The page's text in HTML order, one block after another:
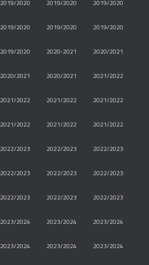
2019/2020 2019/2020 2019/2020
2019/2020 2019/2020 2019/2020
2019/2020 2020-2021 2020/2021
2020/2021 2020/2021 2021/2022
2021/2022 2021/2022 2021/2022
2021/2022 2021/2022 2021/2022
2022/2023 2022/2023 2022/2023
2022/2023 2022/2023 2022/2023
2022/2023 2022/2023 2022/2023
2023/2024 2023/2024 2023/2024
2023/2024 2023/2024 2023/2024